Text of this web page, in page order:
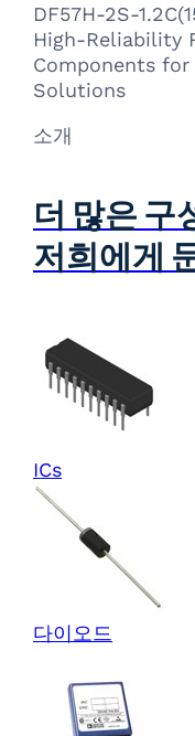
DF57H-2S-
High-Reliability
Components
Solutions
소개
더 많은 구
저희에게
ICs
다이오드